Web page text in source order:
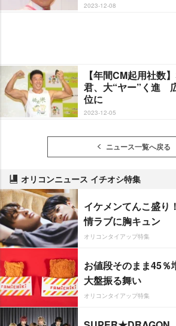
2023-12-08
【年間CM起用社数
君、大“ヤー”く進
位に
2023-12-05
ニュース一覧へ戻る
オリコンニュース イチオシ特集
イケメンてんこ盛り
情ラブに胸キュン
オリコンタイアップ特集
お値段そのまま45％
大盤振る舞い
オリコンタイアップ特集